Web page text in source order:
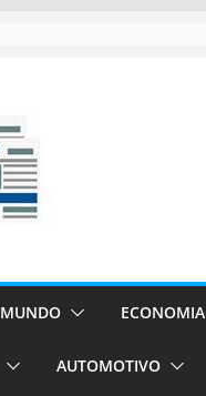
MUNDO ECONOMIA
AUTOMOTIVO